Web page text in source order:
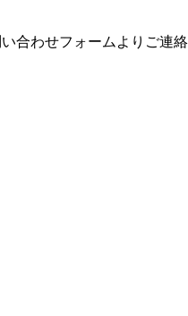
合わせフォームよりご連絡